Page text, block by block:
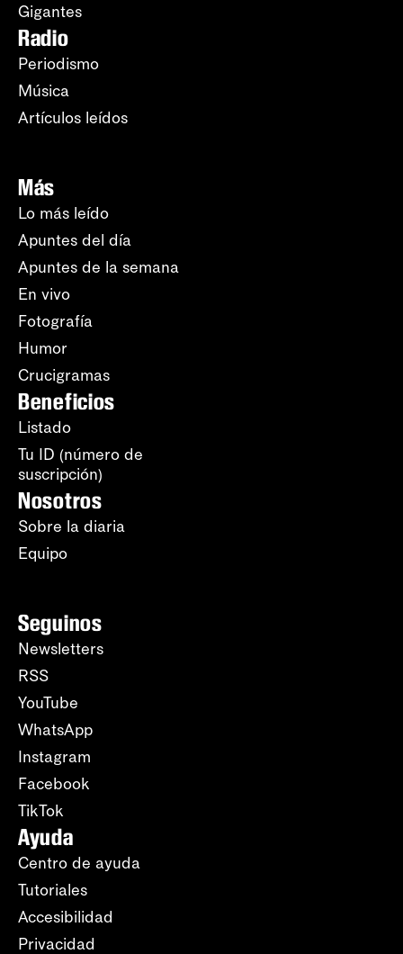
Gigantes
Radio
Periodismo
Música
Artículos leídos
Más
Lo más leído
Apuntes del día
Apuntes de la semana
En vivo
Fotografía
Humor
Crucigramas
Beneficios
Listado
Tu ID (número de
suscripción)
Nosotros
Sobre la diaria
Equipo
Seguinos
Newsletters
RSS
YouTube
WhatsApp
Instagram
Facebook
TikTok
Ayuda
Centro de ayuda
Tutoriales
Accesibilidad
Privacidad